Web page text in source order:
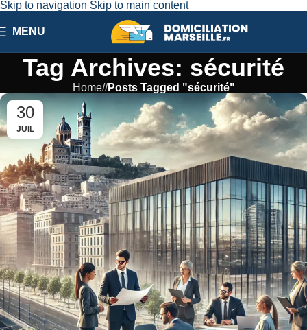
Skip to navigation Skip to main content
MENU
Tag Archives: sécurité
Home/ Posts Tagged "sécurité"
30
JUIL